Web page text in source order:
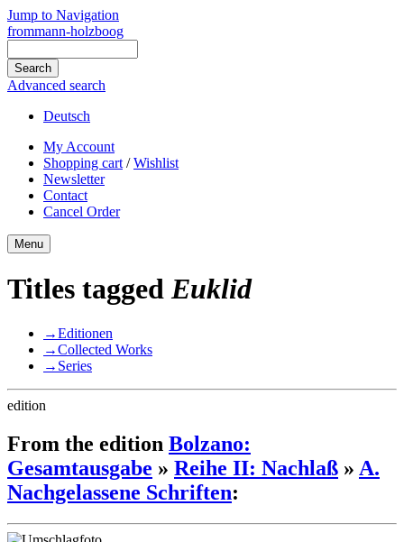
Jump to Navigation
frommann-holzboog
Advanced search
Deutsch
My Account
Shopping cart /Wishlist
Newsletter
Contact
Cancel Order
Menu
Titles taggedEuklid
→Editionen
→Collected Works
→ Series
edition
From the edition Bolzano:
Gesamtausgabe » Reihe II: Nachlaß » A.
Nachgelassene Schriften: